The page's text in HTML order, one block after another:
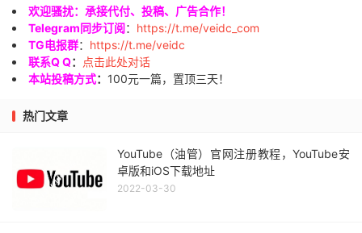
欢迎骚扰：承接代付、投稿、广告合作！
Telegram同步订阅： https://t.me/veidc_com
TG电报群： https://t.me/veidc
联系Q Q：
点击此处对话
本站投稿方式： 100元一篇，置顶三天！
热门文章
YouTube（油管）官网注册教程，YouTube安
卓版和iOS下载地址
2022-03-30